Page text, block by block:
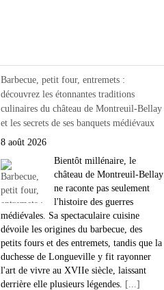
Barbecue, petit four, entremets :
découvrez les étonnantes traditions
culinaires du château de Montreuil-Bellay
et les secrets de ses banquets médiévaux
8 août 2026
Bientôt millénaire, le
château de Montreuil-Bellay
ne raconte pas seulement
l'histoire des guerres
médiévales. Sa spectaculaire cuisine
dévoile les origines du barbecue, des
petits fours et des entremets, tandis que la
duchesse de Longueville y fit rayonner
l'art de vivre au XVIIe siècle, laissant
derrière elle plusieurs légendes.
[...]